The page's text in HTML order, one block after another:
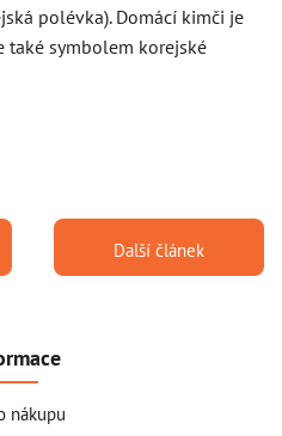
polévka). Domácí kimči je
také symbolem korejské
Další článek
nákupu